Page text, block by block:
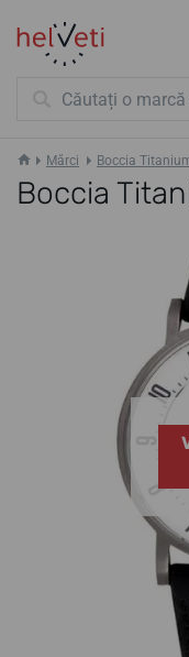
Mărci Boccia
Boccia